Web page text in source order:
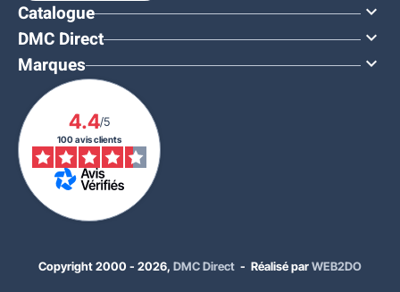
Catalogue 
DMC Direct 
Marques 
4.4/5
100 avis clients
Copyright 2000 - 2026, DMC Direct - Réalisé parWEB2DO